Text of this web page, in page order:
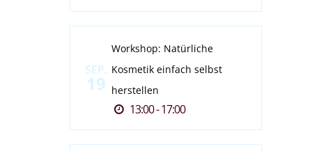
SEP.
19
Workshop: Natürliche
Kosmetik einfach selbst
herstellen
13:00 - 17:00